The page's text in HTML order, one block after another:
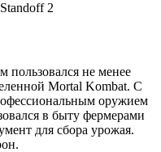
2
не менее
Mortal Kombat. С
оружием
в быту фермерами
для сбора урожая.